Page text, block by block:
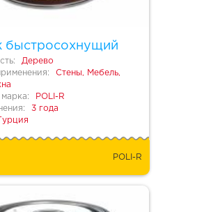
быстросохнущий
Дерево
Стены, Мебель,
марка:
POLI-R
3 года
Турция
POLI-R